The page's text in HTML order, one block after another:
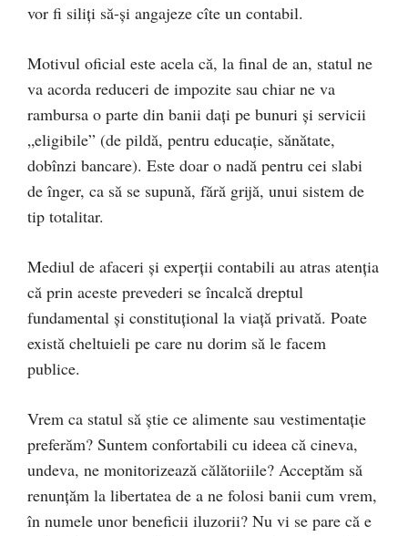
vor fi siliți să-și angajeze cîte un contabil.
Motivul oficial este acela că, la final de an, statul ne
va acorda reduceri de impozite sau chiar ne va
rambursa o parte din banii dați pe bunuri și servicii
„eligibile” (de pildă, pentru educație, sănătate,
dobînzi bancare). Este doar o nadă pentru cei slabi
de înger, ca să se supună, fără grijă, unui sistem de
tip totalitar.
Mediul de afaceri și experții contabili au atras atenția
că prin aceste prevederi se încalcă dreptul
fundamental și constituțional la viață privată. Poate
există cheltuieli pe care nu dorim să le facem
publice.
Vrem ca statul să știe ce alimente sau vestimentație
preferăm? Suntem confortabili cu ideea că cineva,
undeva, ne monitorizează călătoriile? Acceptăm să
renunțăm la libertatea de a ne folosi banii cum vrem,
în numele unor beneficii iluzorii? Nu vi se pare că e